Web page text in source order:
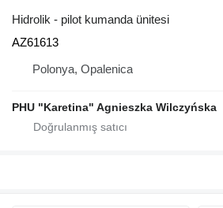
Hidrolik - pilot kumanda ünitesi
AZ61613
Polonya, Opalenica
PHU "Karetina" Agnieszka Wilczyńska